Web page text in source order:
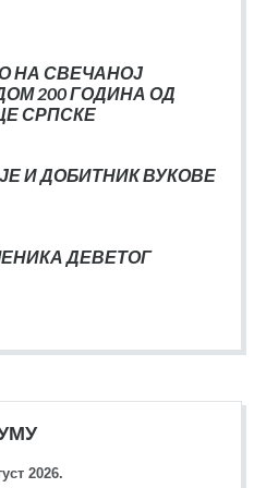
НА СВЕЧАНОЈ
200 ГОДИНА ОД
СРПСКЕ
И ДОБИТНИК ВУКОВЕ
ДЕВЕТОГ
2026.